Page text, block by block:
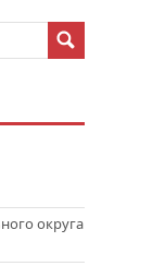
округа